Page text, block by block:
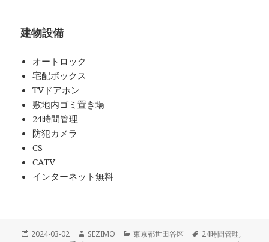
建物設備
オートロック
宅配ボックス
TVドアホン
敷地内ゴミ置き場
24時間管理
防犯カメラ
CS
CATV
インターネット無料
投
2024-03-02
作
SEZIMO
カ
東京都世田谷区
タ
24時間管理,